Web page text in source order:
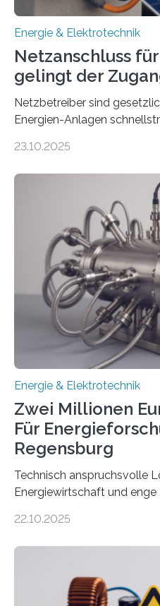
Energie & Elektrotechnik
Netzanschluss
gelingt der
Netzbetreiber sind
Energien-Anlagen
ermöglichen. Doch der
einem „Anschlussstau“. Die
Umweltenergierecht hat
neuen Bericht für die Praxis
Rolle von flexiblen
Netzanschluss von
(EE-Anlagen) ist
Denn ohne Anschluss an
eingespeist werden. Nach
Gesetz (EEG) sind
23.10.2025
Energie & Elektrotechnik
Zwei Millionen
Für
Regensburg
Technisch anspruchsvolle
Energiewirtschaft und
neuen EU-geförderten
Energietechnologien
Sozialfonds Plus (ESF+)
22.10.2025